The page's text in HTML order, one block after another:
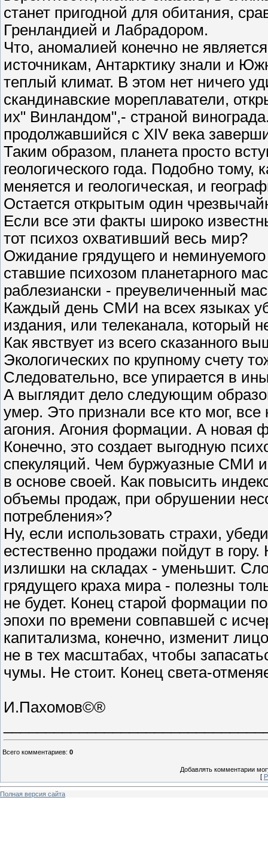
станет пригодной для обитания,
Гренландией и Лабрадором.
Что, аномалией конечно не
источникам, Антарктику знали и
теплый климат. В этом нет ничего
скандинавские мореплаватели,
их" Винландом",- страной
продолжавшийся с XIV века
Таким образом, планета просто
геологического года. Подобно
меняется и геологическая, и
Остается открытым один
Если все эти факты широко
тот психоз охвативший весь мир?
Ожидание грядущего и
ставшие психозом планетарного
раблезиански - преувеличенный
Каждый день СМИ на всех языках
издания, или телеканала, который
Как явствует из всего сказанного
Экологических по крупному счету
Следовательно, все упирается в
А выглядит дело следующим
умер. Это признали все кто мог,
агония. Агония формации. А новая
Конечно, это создает выгодную
спекуляций. Чем буржуазные СМИ и
в основе своей. Как повысить
объемы продаж, при обрушении
потребления»?
Ну, если использовать страхи,
естественно продажи пойдут в
излишки на складах - уменьшит.
грядущего краха мира - полезны
не будет. Конец старой формации
эпохи по времени совпавшей с
капитализма, конечно, изменит
не в тех масштабах, чтобы
чумы. Не стоит. Конец света-
И.Пахомов©®
Всего комментариев: 0
Добавлять комментарии
[
Полная версия сайта